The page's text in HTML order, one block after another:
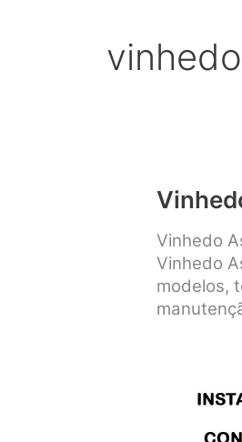
Vinhedo
Vinhedo
modelos,